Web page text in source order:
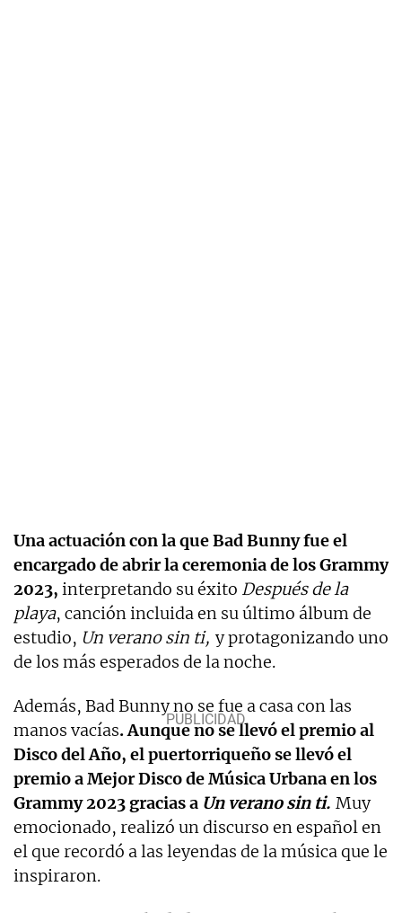
Una actuación con la que Bad Bunny fue el
encargado de abrir la ceremonia de los Grammy
2023, interpretando su éxito Después de la
playa, canción incluida en su último álbum de
estudio, Un verano sin ti, y protagonizando uno
de los más esperados de la noche.
Además, Bad Bunny no se fue a casa con las
manos vacías. Aunque no se llevó el premio al
Disco del Año, el puertorriqueño se llevó el
premio a Mejor Disco de Música Urbana en los
Grammy 2023 gracias a Un verano sin ti. Muy
emocionado, realizó un discurso en español en
el que recordó a las leyendas de la música que le
inspiraron.